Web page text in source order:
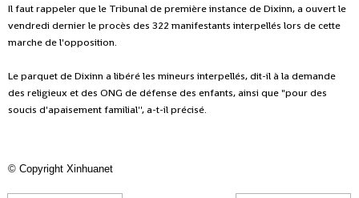
Il faut rappeler que le Tribunal de première instance de Dixinn, a ouvert le
vendredi dernier le procès des 322 manifestants interpellés lors de cette
marche de l'opposition.
Le parquet de Dixinn a libéré les mineurs interpellés, dit-il à la demande
des religieux et des ONG de défense des enfants, ainsi que "pour des
soucis d'apaisement familial'', a-t-il précisé.
© Copyright Xinhuanet